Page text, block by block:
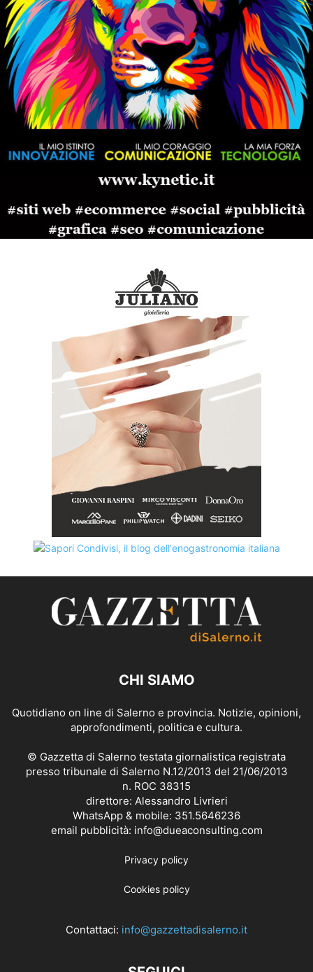
CHI SIAMO
Quotidiano on line di Salerno e provincia. Notizie, opinioni,
approfondimenti, politica e cultura.
© Gazzetta di Salerno testata giornalistica registrata
presso tribunale di Salerno N.12/2013 del 21/06/2013
n. ROC 38315
direttore: Alessandro Livrieri
WhatsApp & mobile: 351.5646236
email pubblicità: info@dueaconsulting.com
Privacy policy
Cookies policy
Contattaci: info@gazzettadisalerno.it